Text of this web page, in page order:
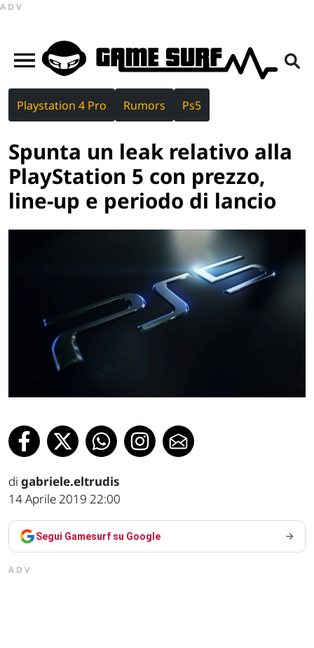
ADV
Playstation 4 Pro Rumors Ps5
Spunta un leak relativo alla
PlayStation 5 con prezzo,
line-up e periodo di lancio
di gabriele.eltrudis
14 Aprile 2019 22:00
Segui Gamesurf su Google
ADV